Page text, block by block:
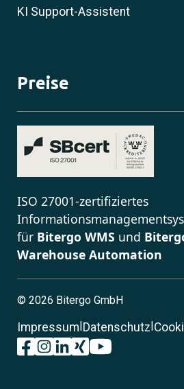
KI Support-Assistent
Preise
ISO 27001-zertifiziertes
für Bitergo WMS und
Warehouse Automation
© 2026 Bitergo GmbH
Impressum Datenschutz